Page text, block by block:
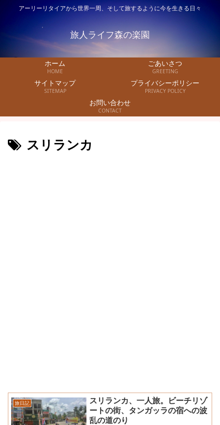
アーリーリタイアから世界一周、そして旅するように今を生きる日々
旅人ライフ森の楽園
ホーム
HOME
ごあいさつ
GREETING
サイトマップ
SITEMAP
プライバシーポリシー
PRIVACY POLICY
お問い合わせ
CONTACT
スリランカ
旅日記
スリランカ、一人旅。ビーチリゾ
ートの街、タンガッラの宿への波
乱の道のり